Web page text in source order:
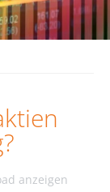
anzeigen